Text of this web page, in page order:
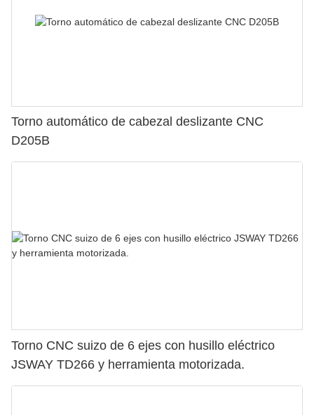
Torno automático de cabezal deslizante CNC
D205B
Torno CNC suizo de 6 ejes con husillo eléctrico
JSWAY TD266 y herramienta motorizada.